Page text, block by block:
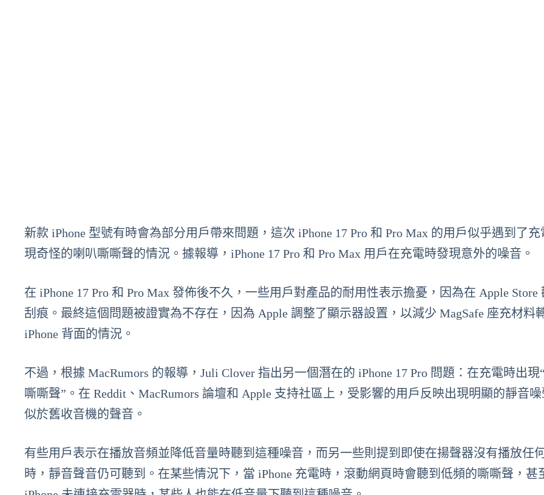
新款 iPhone 型號有時會為部分用戶帶來問題，這次 iPhone 17 Pro 和 Pro Max 的用戶似乎遇到了
現奇怪的喇叭嘶嘶聲的情況。據報導，iPhone 17 Pro 和 Pro Max 用戶在充電時發現意外的噪音。
在 iPhone 17 Pro 和 Pro Max 發佈後不久，一些用戶對產品的耐用性表示擔憂，因為在 Apple Store
刮痕。最終這個問題被證實為不存在，因為 Apple 調整了顯示器設置，以減少 MagSafe 座充材料
iPhone 背面的情況。
不過，根據 MacRumors 的報導，Juli Clover 指出另一個潛在的 iPhone 17 Pro 問題：在充電時出現
嘶嘶聲”。在 Reddit、MacRumors 論壇和 Apple 支持社區上，受影響的用戶反映出現明顯的靜音
似於舊收音機的聲音。
有些用戶表示在播放音頻並降低音量時聽到這種噪音，而另一些則提到即使在揚聲器沒有播放任
時，靜音聲音仍可聽到。在某些情況下，當 iPhone 充電時，滾動網頁時會聽到低頻的嘶嘶聲，甚